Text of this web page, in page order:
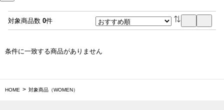
対象商品数 0件
条件に一致する商品がありません
HOME 対象商品（WOMEN）